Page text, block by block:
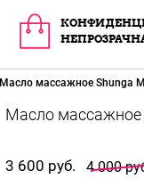
Масло массажное Shunga
3 600 руб. 4 000